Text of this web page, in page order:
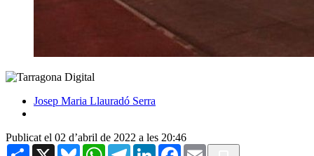
Josep Maria Llauradó Serra
Publicat el 02 d’abril de 2022 a les 20:46
Share X BlueskyWhatsAppTelegramLinkedInFacebook
Email